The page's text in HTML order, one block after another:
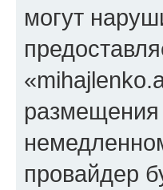
могут
размещения
провайдер